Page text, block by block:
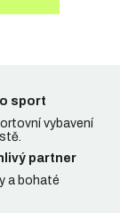
sport
vybavení
partner
a bohaté